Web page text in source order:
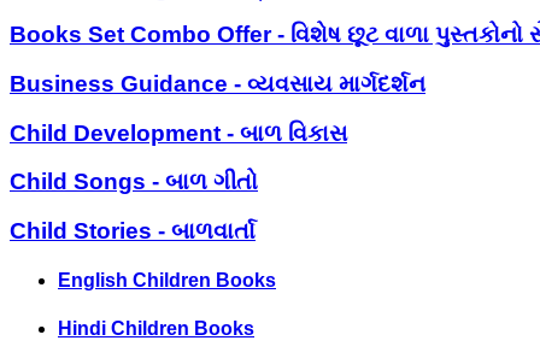
Books Set Combo Offer - વિશેષ છૂટ વાળા પુસ્તકોનો
Business Guidance - વ્યવસાય માર્ગદર્શન
Child Development - બાળ વિકાસ
Child Songs - બાળ ગીતો
Child Stories - બાળવાર્તા
English Children Books
Hindi Children Books